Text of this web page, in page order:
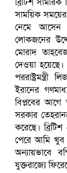
প্রোটিয়াদের
সৌদিতে ব্যাপক